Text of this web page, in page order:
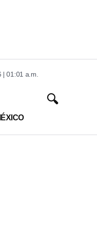
01:01 a.m.